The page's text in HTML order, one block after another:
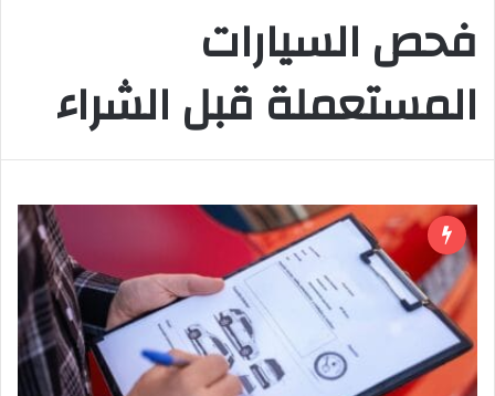
فحص السيارات
المستعملة قبل الشراء